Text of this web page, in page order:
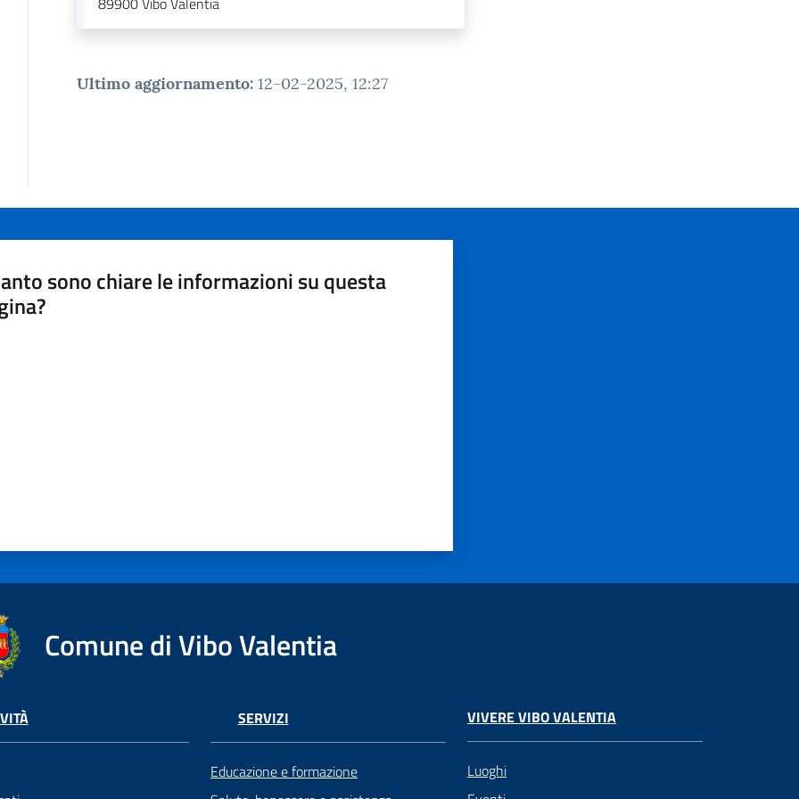
Ultimo aggiornamento: 12-02-2025, 12:27
sono chiare le informazioni su questa
Comune di Vibo Valentia
SERVIZI
Educazione e formazione
VIVERE VIBO VALENTIA
Luoghi